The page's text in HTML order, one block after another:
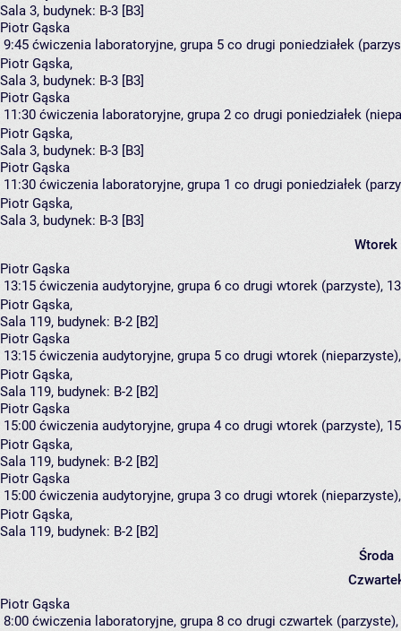
Sala 3, budynek: B-3 [B3]
Piotr Gąska
9:45 ćwiczenia laboratoryjne, grupa 5 co drugi poniedziałek
Piotr Gąska,
Sala 3, budynek: B-3 [B3]
Piotr Gąska
11:30 ćwiczenia laboratoryjne, grupa 2 co drugi poniedziałek
Piotr Gąska,
Sala 3, budynek: B-3 [B3]
Piotr Gąska
11:30 ćwiczenia laboratoryjne, grupa 1 co drugi poniedziałek
Piotr Gąska,
Sala 3, budynek: B-3 [B3]
Wtorek
Piotr Gąska
13:15 ćwiczenia audytoryjne, grupa 6 co drugi wtorek (parzyste),
Piotr Gąska,
Sala 119, budynek: B-2 [B2]
Piotr Gąska
13:15 ćwiczenia audytoryjne, grupa 5 co drugi wtorek
Piotr Gąska,
Sala 119, budynek: B-2 [B2]
Piotr Gąska
15:00 ćwiczenia audytoryjne, grupa 4 co drugi wtorek (parzyste),
Piotr Gąska,
Sala 119, budynek: B-2 [B2]
Piotr Gąska
15:00 ćwiczenia audytoryjne, grupa 3 co drugi wtorek
Piotr Gąska,
Sala 119, budynek: B-2 [B2]
Środa
Piotr Gąska
8:00 ćwiczenia laboratoryjne, grupa 8 co drugi czwartek (parzyste),